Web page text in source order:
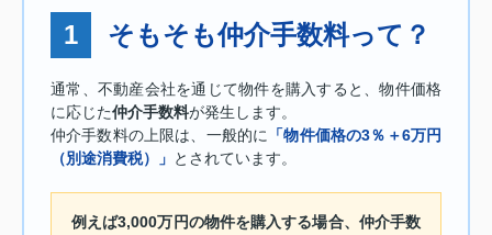
1 そもそも仲介手数料って？
通常、不動産会社を通じて物件を購入すると、物件価格
に応じた仲介手数料が発生します。
仲介手数料の上限は、一般的に 「物件価格の3％＋6万円
（別途消費税）」 とされています。
例えば3,000万円の物件を購入する場合、仲介手数